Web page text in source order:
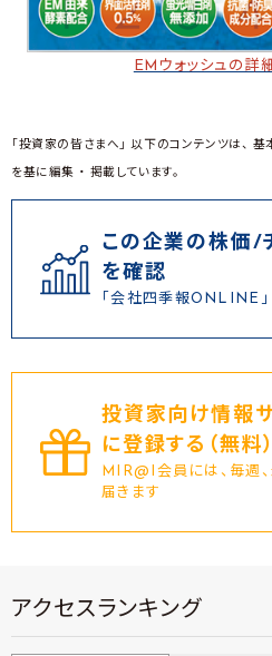
EMウォッシュの詳
「投資家の皆さまへ」 以下のコンテンツは、
を基に編集 ・ 掲載しています。
この企業の株価/
を確認
「会社四季報ONLINE」
投資家向け情報
に登録する（無料）
MIR@I会員には、毎週
届きます
アクセスランキング